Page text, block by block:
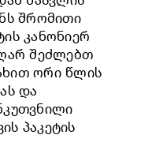
შრომითი
კანონიერ
შეძლებთ
ორი წლის
და
პაკეტის